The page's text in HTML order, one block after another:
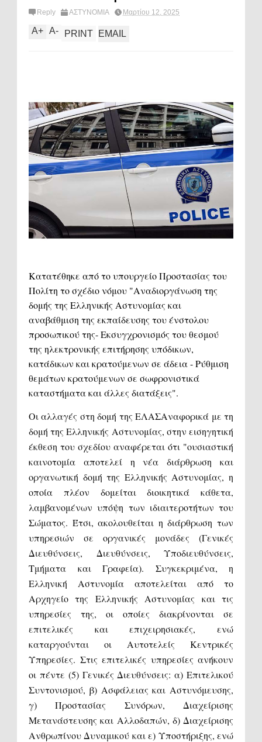
Reply ΑΣΤΥΝΟΜΙΑ Μαρτίου 12, 2025
A+ A- PRINT EMAIL
Κατατέθηκε από το υπουργείο Προστασίας του
Πολίτη το σχέδιο νόμου "Αναδιοργάνωση της
δομής της Ελληνικής Αστυνομίας και
αναβάθμιση της εκπαίδευσης του ένστολου
προσωπικού της- Εκσυγχρονισμός του θεσμού
της ηλεκτρονικής επιτήρησης υπόδικων,
κατάδικων και κρατούμενων σε άδεια - Ρύθμιση
θεμάτων κρατούμενων σε σωφρονιστικά
καταστήματα και άλλες διατάξεις".
Οι αλλαγές στη δομή της ΕΛΑΣΑναφορικά με τη
δομή της Ελληνικής Αστυνομίας, στην εισηγητική
έκθεση του σχεδίου αναφέρεται ότι "ουσιαστική
καινοτομία αποτελεί η νέα διάρθρωση και
οργανωτική δομή της Ελληνικής Αστυνομίας, η
οποία πλέον δομείται διοικητικά κάθετα,
λαμβανομένων υπόψη των ιδιαιτεροτήτων του
Σώματος. Έτσι, ακολουθείται η διάρθρωση των
υπηρεσιών σε οργανικές μονάδες (Γενικές
Διευθύνσεις, Διευθύνσεις, Υποδιευθύνσεις,
Τμήματα και Γραφεία). Συγκεκριμένα, η
Ελληνική Αστυνομία αποτελείται από το
Αρχηγείο της Ελληνικής Αστυνομίας και τις
υπηρεσίες της, οι οποίες διακρίνονται σε
επιτελικές και επιχειρησιακές, ενώ
καταργούνται οι Αυτοτελείς Κεντρικές
Υπηρεσίες. Στις επιτελικές υπηρεσίες ανήκουν
οι πέντε (5) Γενικές Διευθύνσεις: α) Επιτελικού
Συντονισμού, β) Ασφάλειας και Αστυνόμευσης,
γ) Προστασίας Συνόρων, Διαχείρισης
Μετανάστευσης και Αλλοδαπών, δ) Διαχείρισης
Ανθρωπίνου Δυναμικού και ε) Υποστήριξης, ενώ